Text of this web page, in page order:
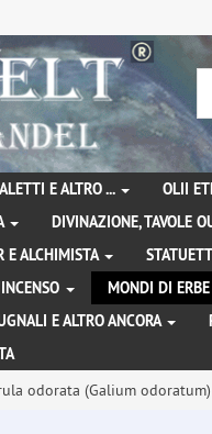
E ALTRO ... OLII
DIVINAZIONE, TAVOLE
E ALCHIMISTA
MONDI DI ERBE
E ALTRO ANCORA
odorata (Galium odoratum)